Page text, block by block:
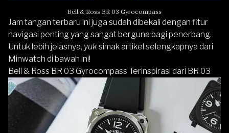
Bell & Ross BR 03 Gyrocompass
Jam tangan terbaru ini juga sudah dibekali dengan fitur
navigasi penting yang sangat berguna bagi penerbang.
Untuk lebih jelasnya, yuksimak artikel selengkapnya dari
Minwatch di bawah ini!
Bell & Ross BR 03 Gyrocompass Terinspirasi dari BR 03